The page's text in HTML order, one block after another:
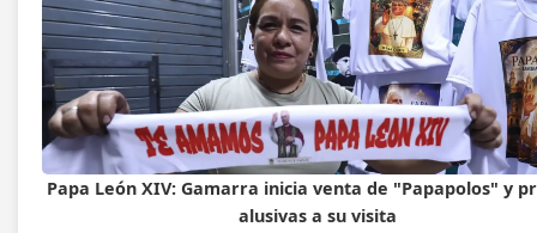
Papa León XIV: Gamarra inicia venta de "Papapolos" y
alusivas a su visita